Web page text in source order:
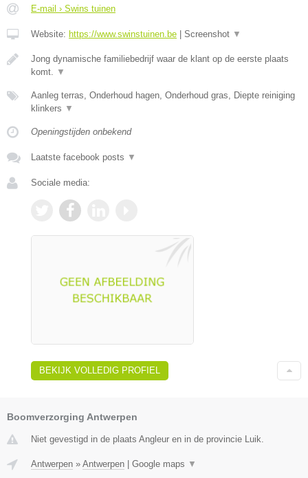
E-mail › Swins tuinen
Website: https://www.swinstuinen.be Screenshot ▼
Jong dynamische familiebedrijf waar de klant op de eerste plaats
komt. ▼
Aanleg terras, Onderhoud hagen, Onderhoud gras, Diepte reiniging
klinkers ▼
Openingstijden onbekend
Laatste facebook posts ▼
Sociale media:
BEKIJK VOLLEDIG PROFIEL
Boomverzorging Antwerpen
Niet gevestigd in de plaats Angleur en in de provincie Luik.
Antwerpen » Antwerpen Google maps ▼